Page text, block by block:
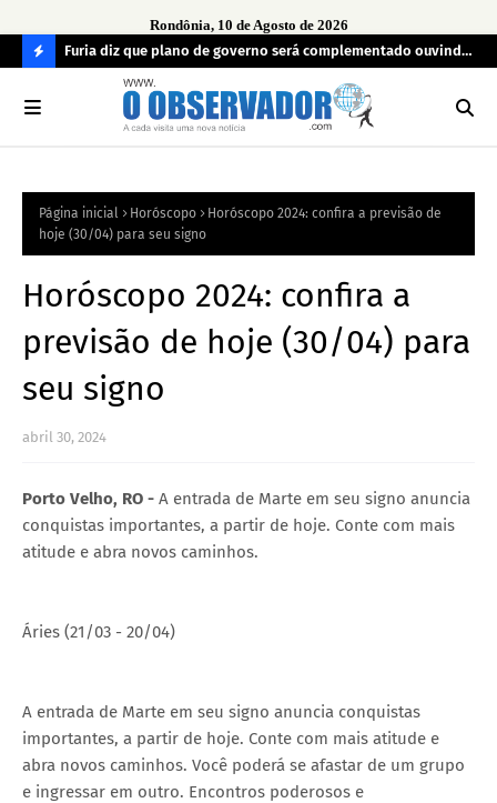
Rondônia, 10 de Agosto de 2026
O
R
Furia diz que plano de governo será complementado ouvindo
o povo e definindo prioridades
Página inicial Horóscopo
Horóscopo 2024: confira a previsão de
hoje (30/04) para seu signo
Horóscopo 2024: confira a
previsão de hoje (30/04) para
seu signo
abril 30, 2024
Porto Velho, RO - A entrada de Marte em seu signo anuncia
conquistas importantes, a partir de hoje. Conte com mais
atitude e abra novos caminhos.
Áries (21/03 - 20/04)
A entrada de Marte em seu signo anuncia conquistas
importantes, a partir de hoje. Conte com mais atitude e
abra novos caminhos. Você poderá se afastar de um grupo
e ingressar em outro. Encontros poderosos e